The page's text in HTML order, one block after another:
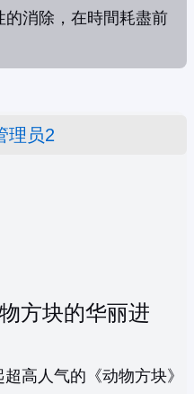
消除，在時間耗盡前
理员2
方块的华丽进
高人气的《动物方块》